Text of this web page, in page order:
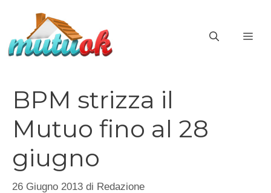
contenuto
BPM strizza il
Mutuo fino al 28
giugno
26 Giugno 2013 di Redazione